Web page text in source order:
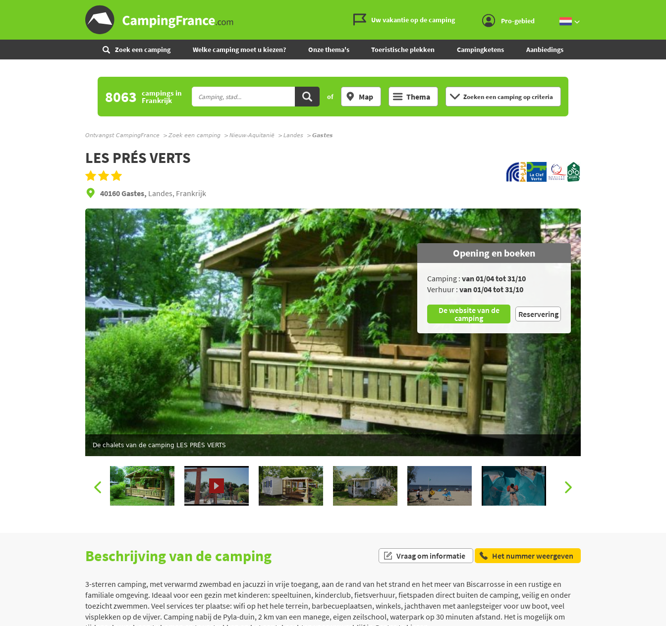
Uw vakantie op de camping Pro-gebied
Zoek een camping Welke camping moet u kiezen? Onze thema's Toeristische plekken Campingketens Aanbiedings
8063 campingsin
Frankrijk of Map Thema Zoeken een camping op criteria
Ontvangst CampingFrance Zoek een camping Nieuw-Aquitanië Landes Gastes
LES PRÉS VERTS
40160 Gastes, Landes, Frankrijk
De chalets van de camping LES PRÉS VERTS
Opening en boeken
Camping : van 01/04 tot 31/10
Verhuur : van 01/04 tot 31/10
De website van de
camping
Reservering
Beschrijving van de camping Vraag om informatie Het nummer weergeven
3-sterren camping, met verwarmd zwembad en jacuzzi in vrije toegang, aan de rand van het strand en het meer van Biscarrosse in een rustige en
familiale omgeving. Ideaal voor een gezin met kinderen: speeltuinen, kinderclub, fietsverhuur, fietspaden direct buiten de camping, veilig en onder
toezicht zwemmen. Veel services ter plaatse: wifi op het hele terrein, barbecueplaatsen, winkels, jachthaven met aanlegsteiger voor uw boot, veel
visplekken op de vijver. Camping nabij de Pyla-duin, 2 km van een manege, eigen zeilschool, waterpark op 30 minuten afstand. Het is mogelijk om